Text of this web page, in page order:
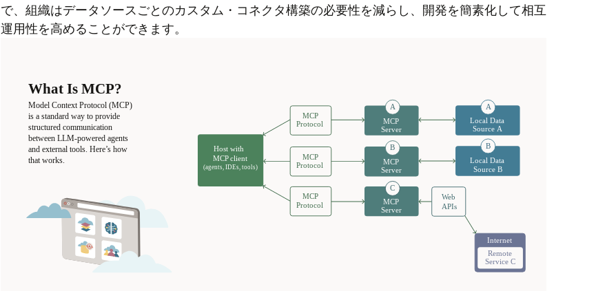
で、組織はデータソースごとのカスタム・コネクタ構築の必要性を減らし、開発を簡素化して相互
運用性を高めることができます。